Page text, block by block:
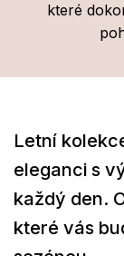
které
Letní
eleganci s
každý den.
které vás